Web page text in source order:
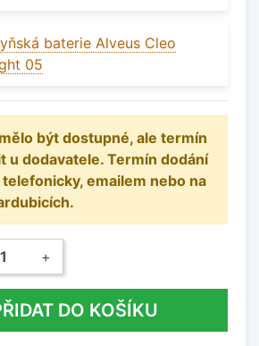
baterie Alveus Cleo
05
být dostupné, ale termín
u dodavatele. Termín dodání
emailem nebo na
+
DO KOŠÍKU